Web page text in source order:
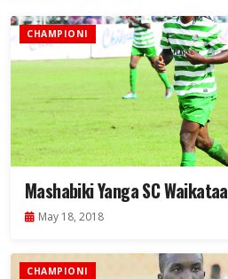
CHAMPIONI
Mashabiki Yanga SC
May 18, 2018
CHAMPIONI